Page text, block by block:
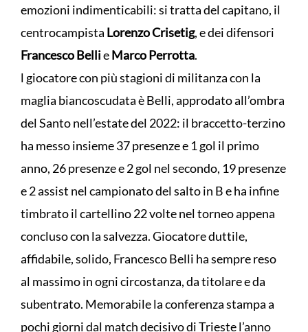
emozioni indimenticabili: si tratta del capitano, il
centrocampista Lorenzo Crisetig, e dei difensori
Francesco BellieMarco Perrotta.
l giocatore con più stagioni di militanza con la
maglia biancoscudata è Belli, approdato all’ombra
del Santo nell’estate del 2022: il braccetto-terzino
ha messo insieme 37 presenze e 1 gol il primo
anno, 26 presenze e 2 gol nel secondo, 19 presenze
e 2 assist nel campionato del salto in B e ha infine
timbrato il cartellino 22 volte nel torneo appena
concluso con la salvezza. Giocatore duttile,
affidabile, solido, Francesco Belli ha sempre reso
al massimo in ogni circostanza, da titolare e da
subentrato. Memorabile la conferenza stampa a
pochi giorni dal match decisivo di Trieste l’anno